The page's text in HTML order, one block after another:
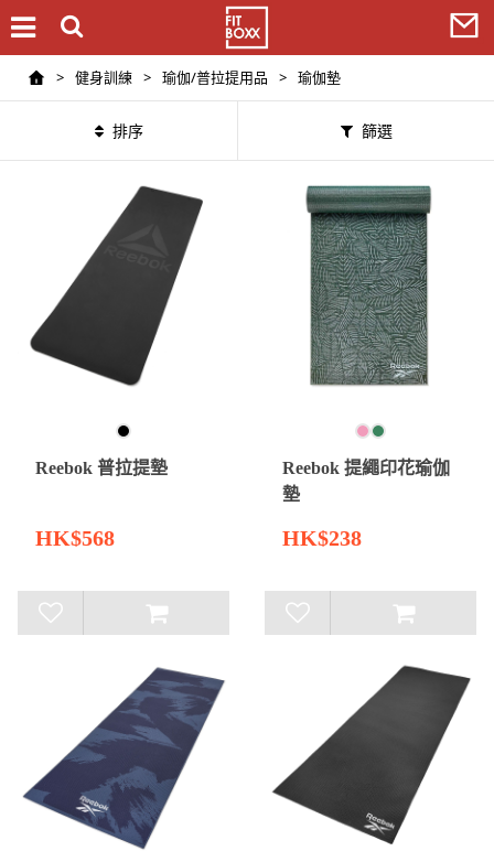
> 健身訓練 > 瑜伽/普拉提用品 > 瑜伽墊
排序 篩選
Reebok 普拉提墊
HK$568
Reebok 提繩印花瑜伽
墊
HK$238